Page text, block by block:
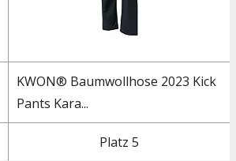
KWON® Baumwollhose 2023 Kick
Pants Kara...
Platz 5